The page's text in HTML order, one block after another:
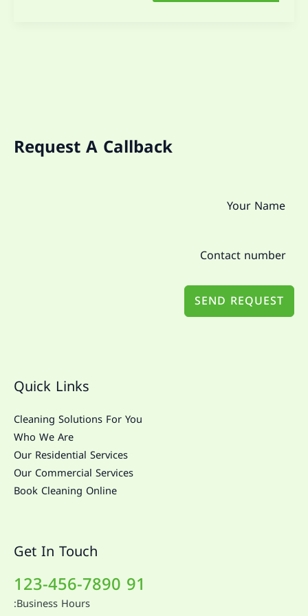
Request A Callback
SEND REQUEST
Quick Links
Cleaning Solutions For You
Who We Are
Our Residential Services
Our Commercial Services
Book Cleaning Online
Get In Touch
91 123-456-7890
Business Hours: